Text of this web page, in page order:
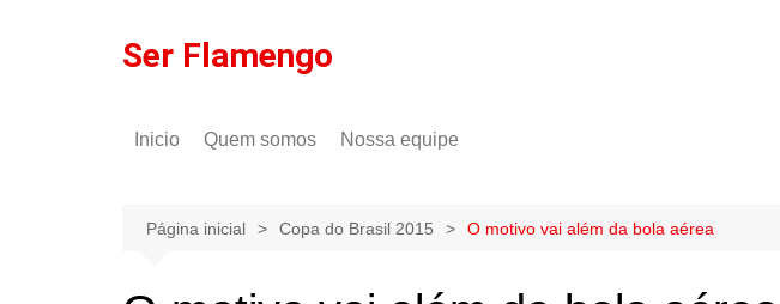
Ser Flamengo
Inicio Quem somos
Política de privacidade
Nossa equipe
Gilson Lima
Página inicial Copa do Brasil 2015 O motivo vai além da bola aérea